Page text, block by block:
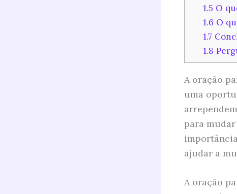
1.5 O
1.6 O
1.7
1.8
A oração
uma
para
ajudar a
A oração